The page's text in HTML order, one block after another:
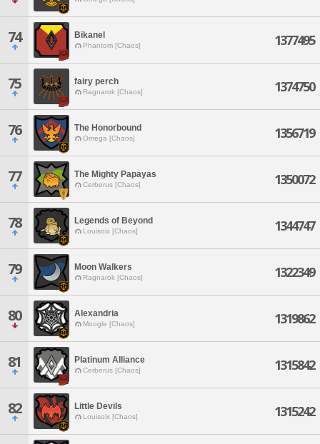
74 Bikanel
Phantom [Chaos] 1377495
75 fairy perch
Ragnarok [Chaos] 1374750
76 The Honorbound
Omega [Chaos] 1356719
77 The Mighty Papayas
Cerberus [Chaos] 1350072
78 Legends of Beyond
Louisoix [Chaos] 1344747
79 Moon Walkers
Ragnarok [Chaos] 1322349
80 Alexandria
Moogle [Chaos] 1319862
81 Platinum Alliance
Cerberus [Chaos] 1315842
82 Little Devils
Louisoix [Chaos] 1315242